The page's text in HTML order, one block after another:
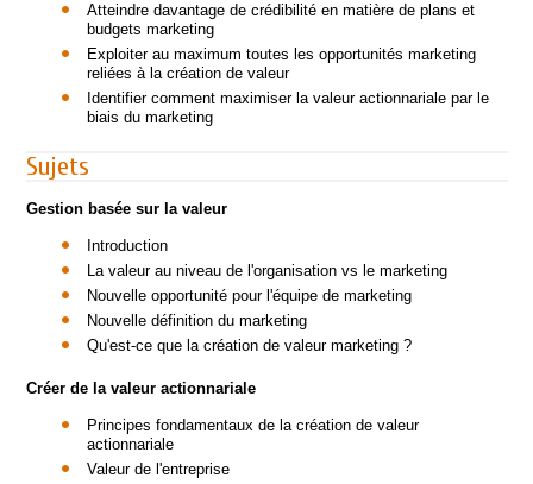
Atteindre davantage de crédibilité en matière de plans et
budgets marketing
Exploiter au maximum toutes les opportunités marketing
reliées à la création de valeur
Identifier comment maximiser la valeur actionnariale par le
biais du marketing
Sujets
Gestion basée sur la valeur
Introduction
La valeur au niveau de l'organisation vs le marketing
Nouvelle opportunité pour l'équipe de marketing
Nouvelle définition du marketing
Qu'est-ce que la création de valeur marketing ?
Créer de la valeur actionnariale
Principes fondamentaux de la création de valeur
actionnariale
Valeur de l'entreprise